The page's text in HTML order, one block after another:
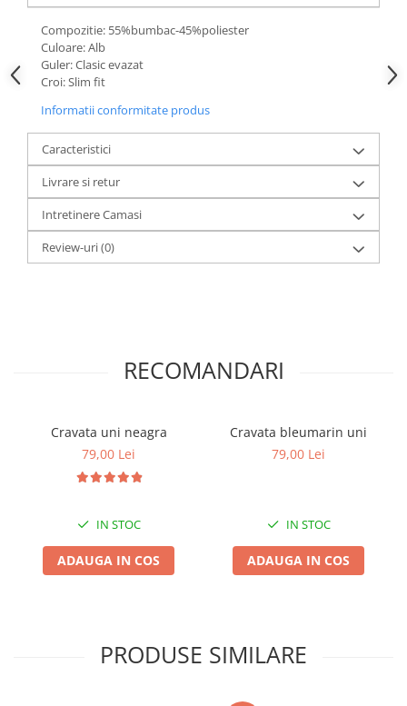
Compozitie: 55%bumbac-45%poliester
Culoare: Alb
Guler: Clasic evazat
Croi: Slim fit
Informatii conformitate produs
Caracteristici
Livrare si retur
Intretinere Camasi
Review-uri(0)
RECOMANDARI
Cravata uni neagra
79,00 Lei
IN STOC
ADAUGA IN COS
Cravata bleumarin uni
79,00 Lei
IN STOC
ADAUGA IN COS
PRODUSE SIMILARE